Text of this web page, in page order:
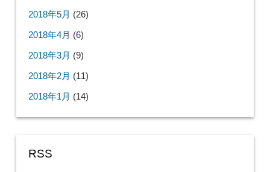
2018年5月 (26)
2018年4月 (6)
2018年3月 (9)
2018年2月 (11)
2018年1月 (14)
RSS